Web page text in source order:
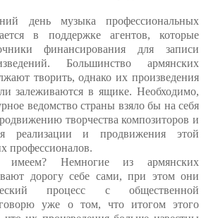
день музыка профессиональных
в поддержке агентов, которые
финансирования для записи
Большинство армянских
творить, однако их произведения
залеживаются в ящике. Необходимо,
ведомство страны взяло бы на себя
творчества композиторов и
реализации и продвижения этой
профессионалов.
Немногие из армянских
дорогу себе сами, при этом они
процесс с общественной
уже о том, что итогом этого